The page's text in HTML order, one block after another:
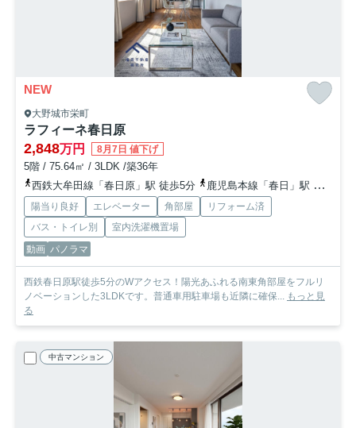
NEW
大野城市栄町
ラフィーネ春日原
2,848万円 8月7日 値下げ
5階 / 75.64㎡ / 3LDK /築36年
西鉄大牟田線「春日原」駅 徒歩5分
鹿児島本線「春日」駅 徒歩7分
陽当り良好 エレベーター 角部屋
リフォーム済
バス・トイレ別
室内洗濯機置場
動画 パノラマ
西鉄春日原駅徒歩5分のWアクセス！陽光あふれる南東角部屋をフルリ
ノベーションした3LDKです。普通車用駐車場も近隣に確保...
もっと見
る
中古マンション